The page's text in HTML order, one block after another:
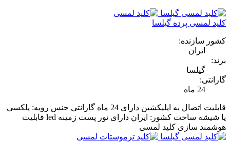
کلید لمسی پرده گیلسا
کشور سازنده:
ایران
برند:
گیلسا
گارانتی:
24 ماه
قابلیت اتصال به اپلیکشین دارای 24 ماه گارانتی جنس رویه: پلکسی
یا شیشه ساخت کشور: ایران دارای نور پست زمینه led قابلیت
هوشمند سازی کلید لمسی